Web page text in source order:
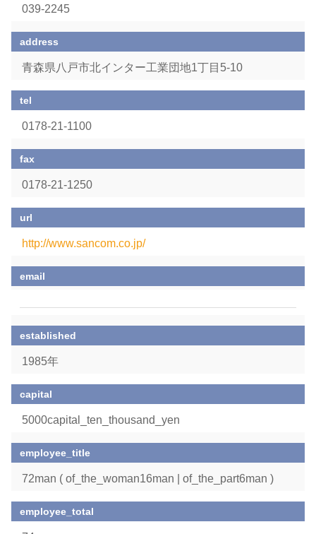
039-2245
address
青森県八戸市北インター工業団地1丁目5-10
tel
0178-21-1100
fax
0178-21-1250
url
http://www.sancom.co.jp/
email
established
1985年
capital
5000capital_ten_thousand_yen
employee_title
72man ( of_the_woman16man | of_the_part6man )
employee_total